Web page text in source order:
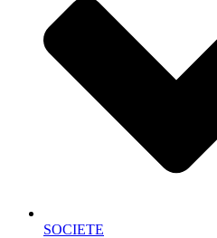
SOCIETE